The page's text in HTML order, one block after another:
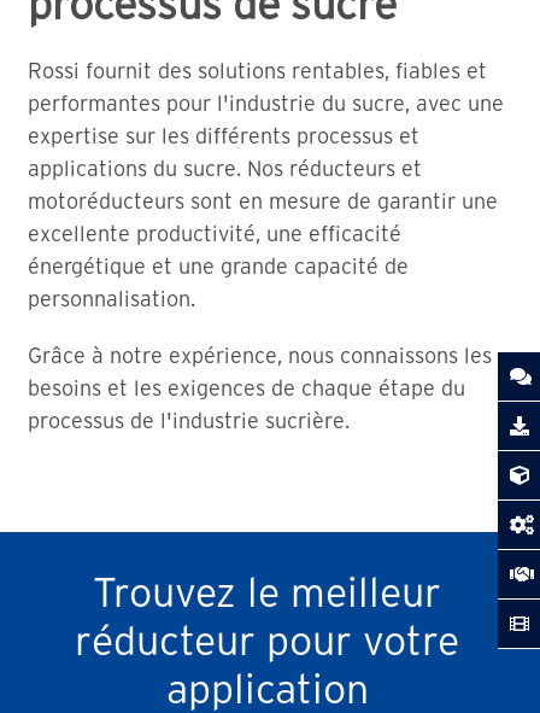
Rossi fournit des solutions rentables, fiables et
performantes pour l'industrie du sucre, avec une
expertise sur les différents processus et
applications du sucre. Nos réducteurs et
motoréducteurs sont en mesure de garantir une
excellente productivité, une efficacité
énergétique et une grande capacité de
personnalisation.
Grâce à notre expérience, nous connaissons les
besoins et les exigences de chaque étape du
processus de l'industrie sucrière.
Trouvez le meilleur
réducteur pour votre
application